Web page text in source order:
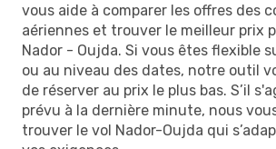
vous aide à comparer les offres des
aériennes et trouver le meilleur prix
Nador - Oujda. Si vous êtes flexible
ou au niveau des dates, notre outil
de réserver au prix le plus bas. S’il
prévu à la dernière minute, nous
trouver le vol Nador-Oujda qui